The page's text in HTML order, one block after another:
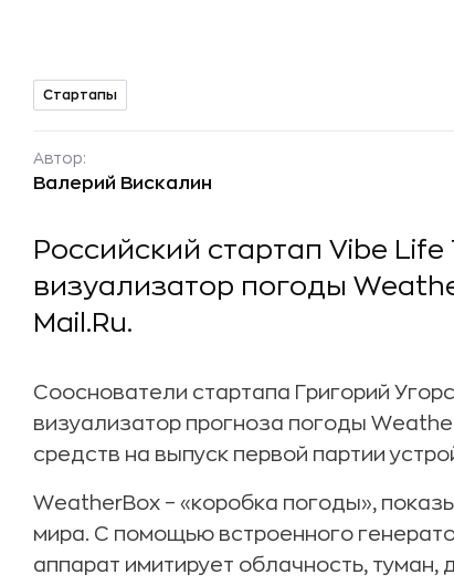
Стартапы
Автор:
Валерий Вискалин
Российский стартап Vibe
визуализатор погоды
Mail.Ru.
Сооснователи стартапа Григорий
визуализатор прогноза погоды
средств на выпуск первой партии
WeatherBox – «коробка погоды»,
мира. С помощью встроенного
аппарат имитирует облачность,